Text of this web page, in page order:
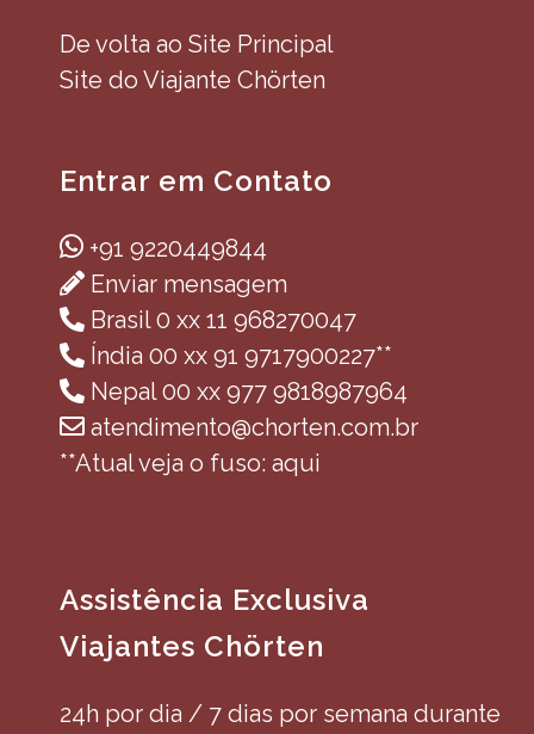
De volta ao Site Principal
Site do Viajante Chörten
Entrar em Contato
+91 9220449844
Enviar mensagem
Brasil 0 xx 11 968270047
Índia 00 xx 91 9717900227**
Nepal 00 xx 977 9818987964
atendimento@chorten.com.br
**Atual veja o fuso: aqui
Assistência Exclusiva
Viajantes Chörten
24h por dia / 7 dias por semana durante